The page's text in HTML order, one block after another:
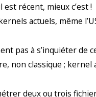
récent, mieux c’est !
actuels, même
pas à s’inquiéter de
non classique ; kernel
deux ou trois